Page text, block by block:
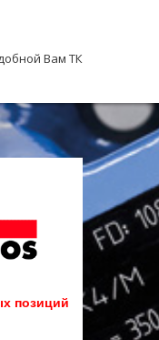
Вам ТК
позиций